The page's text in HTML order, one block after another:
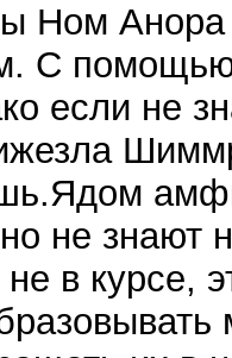
Ном Анора
С
если не
не знают
в курсе,